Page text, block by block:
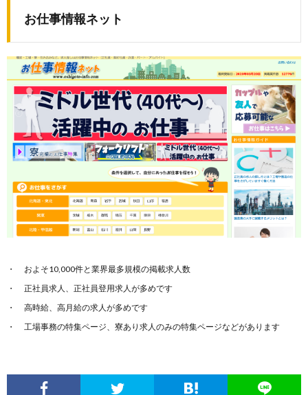
お仕事情報ネット
およそ10,000件と業界最多規模の掲載求人数
正社員求人、正社員登用求人が多めです
高時給、高月給の求人が多めです
工場事務の特集ページ、寮あり求人のみの特集ページなどがあります